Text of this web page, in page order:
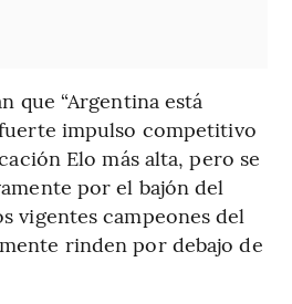
que “Argentina está
impulso competitivo
Elo más alta, pero se
por el bajón del
vigentes campeones del
rinden por debajo de